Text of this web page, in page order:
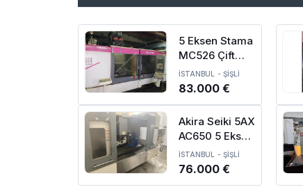
5 Eksen Stama
MC526 Çift
Tabla Spindle
Divüzör CNC
İSTANBUL - ŞİŞLİ
83.000 €
Akira Seiki 5AX
AC650 5 Eksen
CNC Dik İşleme
Merkezi - 2015
İSTANBUL - ŞİŞLİ
76.000 €